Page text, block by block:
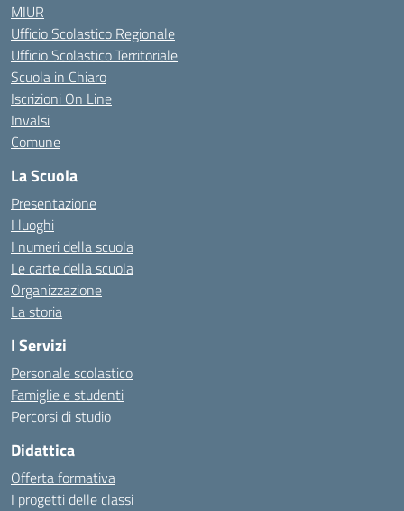
MIUR
Ufficio Scolastico Regionale
Ufficio Scolastico Territoriale
Scuola in Chiaro
Iscrizioni On Line
Invalsi
Comune
La Scuola
Presentazione
I luoghi
I numeri della scuola
Le carte della scuola
Organizzazione
La storia
I Servizi
Personale scolastico
Famiglie e studenti
Percorsi di studio
Didattica
Offerta formativa
I progetti delle classi